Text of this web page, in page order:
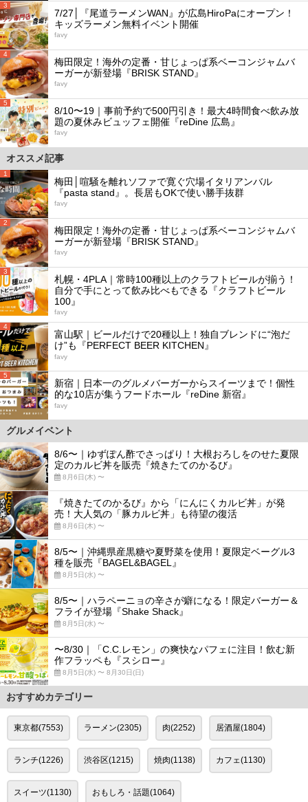
3
7/27│『尾道ラーメンWAN』が広島HiroPaにオープン！
キッズラーメン無料イベント開催
favy
4
梅田限定！海外の定番・甘じょっぱ系ベーコンジャムバ
ーガーが新登場『BRISK STAND』
favy
5
8/10〜19｜事前予約で500円引き！最大4時間食べ飲み放
題の夏休みビュッフェ開催『reDine 広島』
favy
オススメ記事
1
梅田│喧騒を離れソファで寛ぐ穴場イタリアンバル
『pasta stand』。長居もOKで使い勝手抜群
favy
2
梅田限定！海外の定番・甘じょっぱ系ベーコンジャムバ
ーガーが新登場『BRISK STAND』
favy
3
札幌・4PLA｜常時100種以上のクラフトビールが揃う！
自分で手にとって飲み比べもできる『クラフトビール
100』
favy
4
富山駅｜ビールだけで20種以上！独自ブレンドに“泡だ
け”も『PERFECT BEER KITCHEN』
favy
5
新宿｜日本一のグルメバーガーからスイーツまで！個性
的な10店が集うフードホール『reDine 新宿』
favy
グルメイベント
8/6〜｜ゆずぽん酢でさっぱり！大根おろしをのせた夏限
定のカルビ丼を販売『焼きたてのかるび』
8月6日(木) 〜
『焼きたてのかるび』から「にんにくカルビ丼」が発
売！大人気の「豚カルビ丼」も待望の復活
8月6日(木) 〜
8/5〜｜沖縄県産黒糖や夏野菜を使用！夏限定ベーグル3
種を販売『BAGEL&BAGEL』
8月5日(水) 〜
8/5〜｜ハラペーニョの辛さが癖になる！限定バーガー＆
フライが登場『Shake Shack』
8月5日(水) 〜
〜8/30｜「C.C.レモン」の爽快なパフェに注目！飲む新
作フラッペも『スシロー』
8月5日(水) 〜 8月30日(日)
おすすめカテゴリー
東京都(7553) ラーメン(2305) 肉(2252) 居酒屋(1804)
ランチ(1226) 渋谷区(1215) 焼肉(1138) カフェ(1130)
スイーツ(1130) おもしろ・話題(1064)